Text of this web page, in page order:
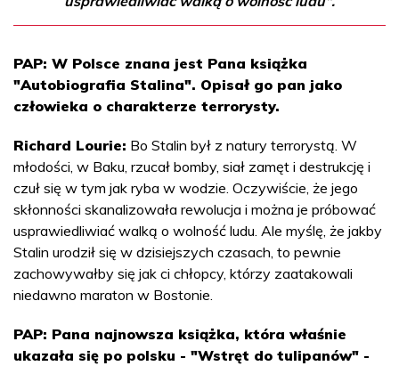
PAP: W Polsce znana jest Pana książka
"Autobiografia Stalina". Opisał go pan jako
człowieka o charakterze terrorysty.
Richard Lourie: Bo Stalin był z natury terrorystą. W
młodości, w Baku, rzucał bomby, siał zamęt i destrukcję i
czuł się w tym jak ryba w wodzie. Oczywiście, że jego
skłonności skanalizowała rewolucja i można je próbować
usprawiedliwiać walką o wolność ludu. Ale myślę, że jakby
Stalin urodził się w dzisiejszych czasach, to pewnie
zachowywałby się jak ci chłopcy, którzy zaatakowali
niedawno maraton w Bostonie.
PAP: Pana najnowsza książka, która właśnie
ukazała się po polsku - "Wstręt do tulipanów" -